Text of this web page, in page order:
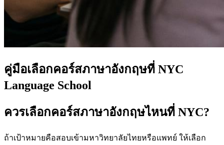
คู่มือเลือกคอร์สภาษาอังกฤษที่ NYC
Language School
ควรเลือกคอร์สภาษาอังกฤษไหนที่ NYC?
ถ้าเป้าหมายคือสอบเข้ามหาวิทยาลัยไทยหรือแพทย์ ให้เลือก